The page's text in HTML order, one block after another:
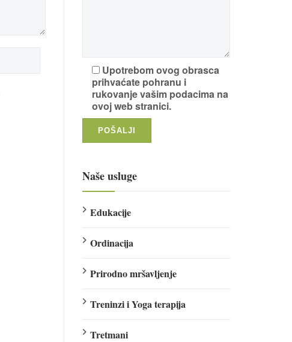
Upotrebom ovog obrasca
prihvaćate pohranu i
rukovanje vašim podacima na
ovoj web stranici.
Naše usluge
Edukacije
Ordinacija
Prirodno mršavljenje
Treninzi i Yoga terapija
Tretmani